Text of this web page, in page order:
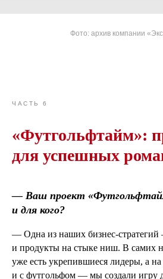
Фото: архив компании
ЧАСТЬ 6
«Футгольфтайм»:
для успешных
— Ваш проект
и для кого?
— Одна из наших бизнес-стратегий
и продукты на стыке ниш. В самих
уже есть укрепившиеся лидеры, а
и с футгольфом — мы создали игру